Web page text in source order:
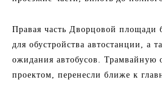
Правая часть Дворцовой площади
для обустройства автостанции, а
ожидания автобусов. Трамвайную
проектом, перенесли ближе к